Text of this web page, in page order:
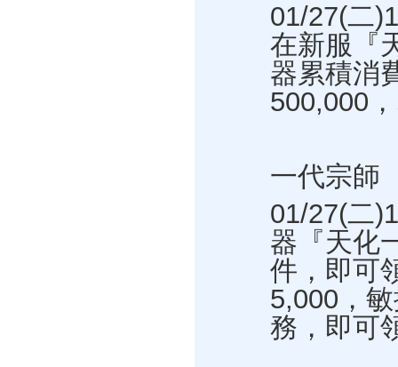
01/27(二
在新服『
器累積消
500,000
一代宗師
01/27(二
器『天化
件，即可
5,000，
務，即可